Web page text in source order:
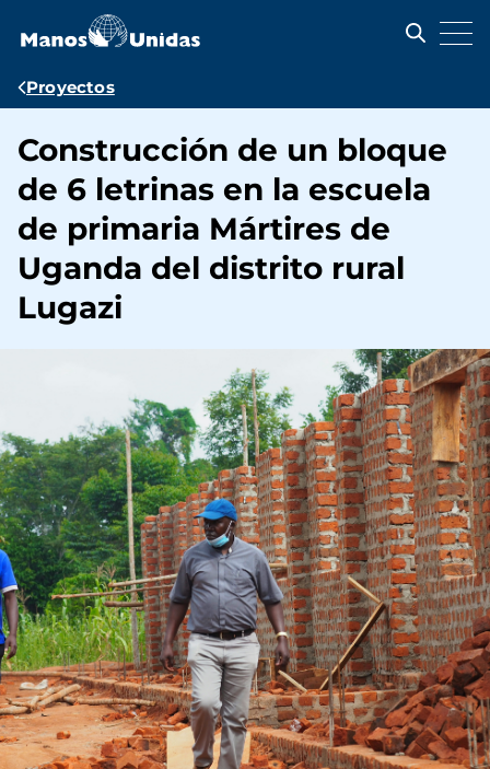
contenido
Ruta
navegación
Proyectos
Construcción de un bloque
de 6 letrinas en la escuela
de primaria Mártires de
Uganda del distrito rural
Lugazi